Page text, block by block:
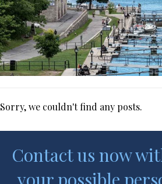
Sorry, we couldn't find any posts.
Contact us now